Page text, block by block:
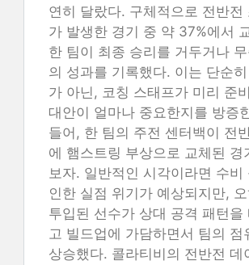
연히 달랐다. 구체적으로 전반전
가 발생한 경기 중 약 37%에서
한 팀이 최종 승리를 거두거나
의 성과를 기록했다. 이는 단순
가 아닌, 코칭 스태프가 미리 준
대안이 얼마나 중요한지를 방증
들어, 한 팀의 주전 센터백이 전
에 햄스트링 부상으로 교체된 경
보자. 일반적인 시각이라면 수비
인한 실점 위기가 예상되지만,
투입된 선수가 상대 공격 패턴을
고 빌드업에 가담하면서 팀의 점
상승했다. 콜라티비의 전반전 데